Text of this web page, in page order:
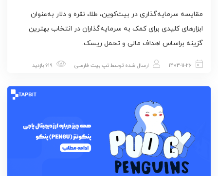
مقایسه سرمایه‌گذاری در بیت‌کوین، طلا، نقره و دلار به‌عنوان
ابزارهای کلیدی برای کمک به سرمایه‌گذاران در انتخاب بهترین
گزینه براساس اهداف مالی و تحمل ریسک.
1403-11-26 ارسال شده توسطتپ بیت فارسی